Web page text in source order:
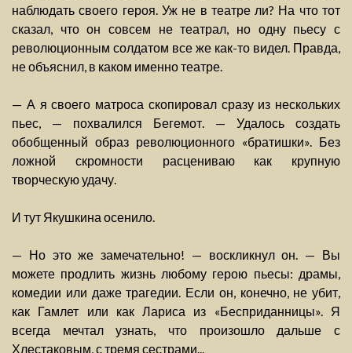
наблюдать своего героя. Уж не в театре ли? На что тот
сказал, что он совсем не театрал, но одну пьесу с
революционным солдатом все же как-то видел. Правда,
не объяснил, в каком именно театре.
— А я своего матроса скопировал сразу из нескольких
пьес, — похвалился Бегемот. — Удалось создать
обобщенный образ революционного «братишки». Без
ложной скромности расцениваю как крупную
творческую удачу.
И тут Якушкина осенило.
— Но это же замечательно! — воскликнул он. — Вы
можете продлить жизнь любому герою пьесы: драмы,
комедии или даже трагедии. Если он, конечно, не убит,
как Гамлет или как Лариса из «Бесприданницы». Я
всегда мечтал узнать, что произошло дальше с
Хлестаковым, с тремя сестрами...